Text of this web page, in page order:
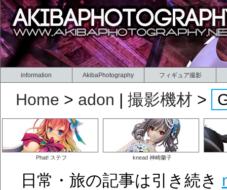
information AkibaPhotography フィギュア撮影
Home > adon | 撮影機材 >
Phat! ステフ knead 神崎蘭子
日常・旅の記事は引き続き